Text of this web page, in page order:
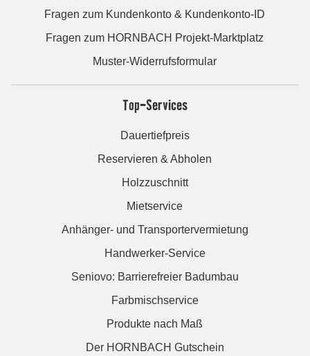
Fragen zum Kundenkonto & Kundenkonto-ID
Fragen zum HORNBACH Projekt-Marktplatz
Muster-Widerrufsformular
Top-Services
Dauertiefpreis
Reservieren & Abholen
Holzzuschnitt
Mietservice
Anhänger- und Transportervermietung
Handwerker-Service
Seniovo: Barrierefreier Badumbau
Farbmischservice
Produkte nach Maß
Der HORNBACH Gutschein